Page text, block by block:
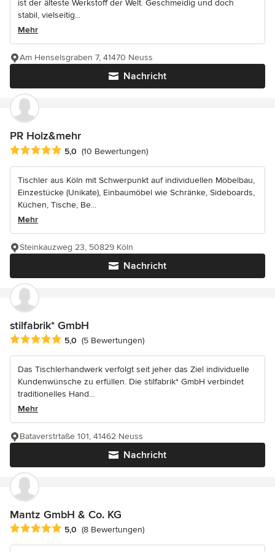
ist der älteste Werkstoff der Welt. Geschmeidig und doch
stabil, vielseitig...
Mehr
Nachricht
Am Henselsgraben 7, 41470 Neuss
PR Holz&mehr
Durchschnittliche Bewertung: 5 von 5 Sternen
5,0 (10 Bewertungen)
Tischler aus Köln mit Schwerpunkt auf individuellen Möbelbau,
Einzestücke (Unikate), Einbaumöbel wie Schränke, Sideboards,
Küchen, Tische, Be...
Mehr
Nachricht
Steinkauzweg 23, 50829 Köln
stilfabrik* GmbH
Durchschnittliche Bewertung: 5 von 5 Sternen
5,0 (5 Bewertungen)
Das Tischlerhandwerk verfolgt seit jeher das Ziel individuelle
Kundenwünsche zu erfüllen. Die stilfabrik* GmbH verbindet
traditionelles Hand...
Mehr
Nachricht
Bataverstrtaße 101, 41462 Neuss
Mantz GmbH & Co. KG
Durchschnittliche Bewertung: 5 von 5 Sternen
5,0 (8 Bewertungen)